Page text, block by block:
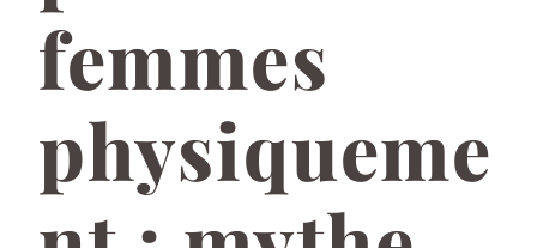
femmes
physiqueme